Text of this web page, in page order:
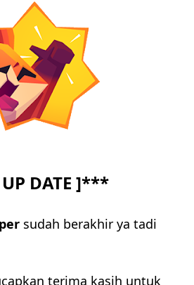
DATE ]***
sudah berakhir ya tadi
terima kasih untuk